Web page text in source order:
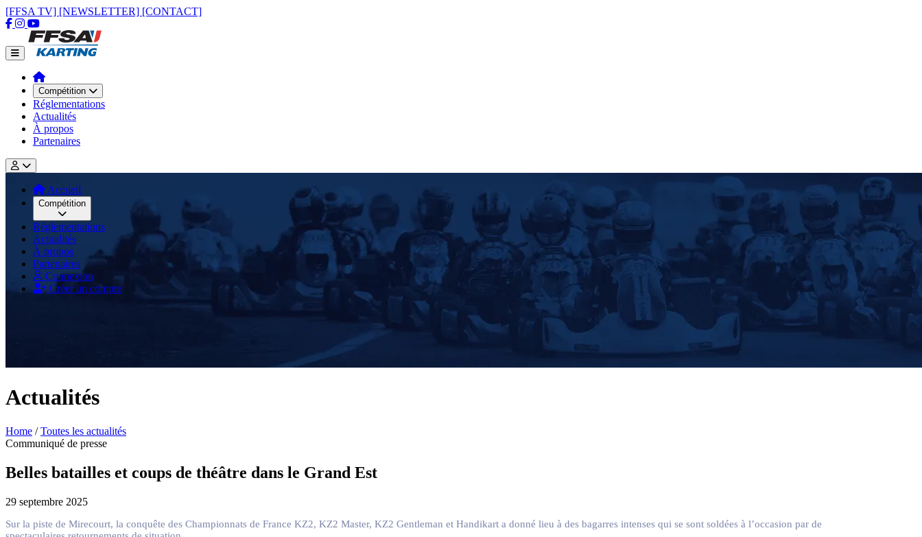
[FFSA TV] [NEWSLETTER] [CONTACT]
Compétition
Réglementations
Actualités
À propos
Partenaires
Accueil
Compétition
Réglementations
Actualités
À propos
Partenaires
Connexion
Créer un compte
Actualités
Home / Toutes les actualités
Communiqué de presse
Belles batailles et coups de théâtre dans le Grand Est
29 septembre 2025
Sur la piste de Mirecourt, la conquête des Championnats de France KZ2, KZ2 Master, KZ2 Gentleman et Handikart a donné lieu à des bagarres intenses qui se sont soldées à l’occasion par de